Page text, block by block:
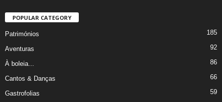
POPULAR CATEGORY
Patrimónios 185
Aventuras 92
À boleia... 86
Cantos & Danças 66
Gastrofolias 59